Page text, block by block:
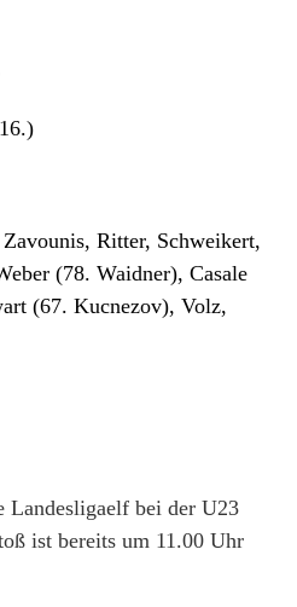
Ritter, Schweikert,
(78. Waidner), Casale
(67. Kucnezov), Volz,
Landesligaelf bei der U23
ist bereits um 11.00 Uhr